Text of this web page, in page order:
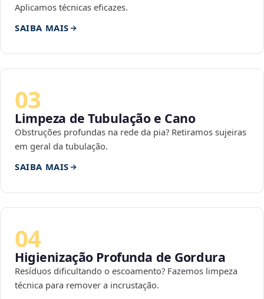
Aplicamos técnicas eficazes.
SAIBA MAIS
03
Limpeza de Tubulação e Cano
Obstruções profundas na rede da pia? Retiramos sujeiras
em geral da tubulação.
SAIBA MAIS
04
Higienização Profunda de Gordura
Resíduos dificultando o escoamento? Fazemos limpeza
técnica para remover a incrustação.